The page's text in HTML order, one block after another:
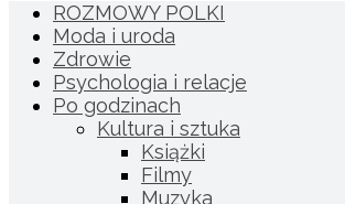
ROZMOWY POLKI
Moda i uroda
Zdrowie
Psychologia i relacje
Po godzinach
Kultura i sztuka
Książki
Filmy
Muzyka